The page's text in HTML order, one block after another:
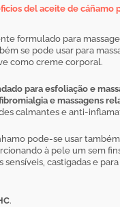
del aceite de cáñamo
formulado para
se pode usar para
como creme corporal.
para esfoliação e
e massagens
calmantes e anti-
pode-se usar
à pele um sem
sensíveis, castigadas e
.